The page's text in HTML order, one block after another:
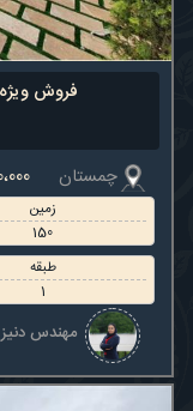
فروش
چمستان 1،800،000،000
زمین
150
طبقه
1
مهندس